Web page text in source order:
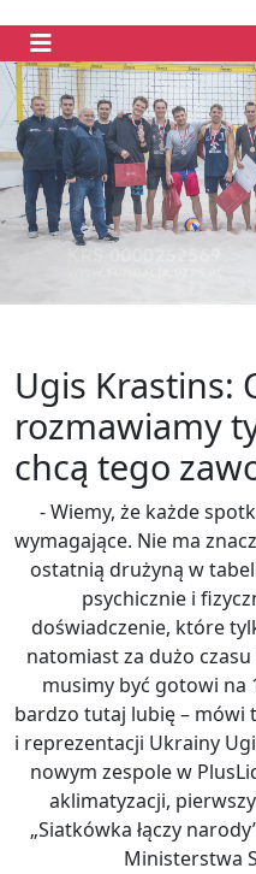
Ugis Krastins:
rozmawiamy
chcą tego
- Wiemy, że każde
wymagające. Nie ma
ostatnią drużyną w
psychicznie i
doświadczenie, które
natomiast za dużo
musimy być gotowi na
bardzo tutaj lubię – mówi
i reprezentacji Ukrainy
nowym zespole w
aklimatyzacji,
„Siatkówka łączy
Ministerstwa